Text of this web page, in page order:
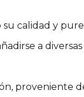
calidad y
a
proveniente